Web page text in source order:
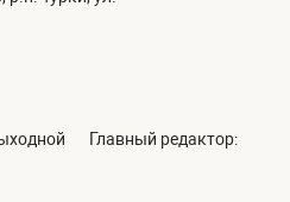
Главный редактор: